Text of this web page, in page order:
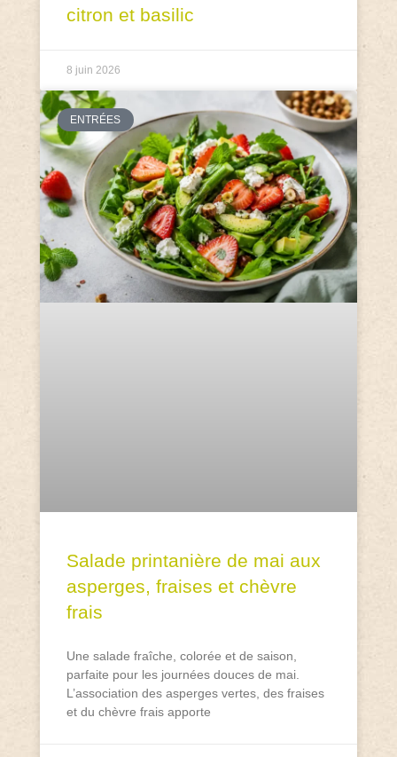
citron et basilic
8 juin 2026
ENTRÉES
Salade printanière de mai aux
asperges, fraises et chèvre
frais
Une salade fraîche, colorée et de saison,
parfaite pour les journées douces de mai.
L’association des asperges vertes, des fraises
et du chèvre frais apporte